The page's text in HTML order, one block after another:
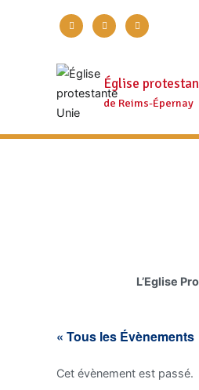
facebooktwitterinstagram
Église
de Reims-Épernay
L’Eglise
« Tous les Évènements
Cet évènement est passé.